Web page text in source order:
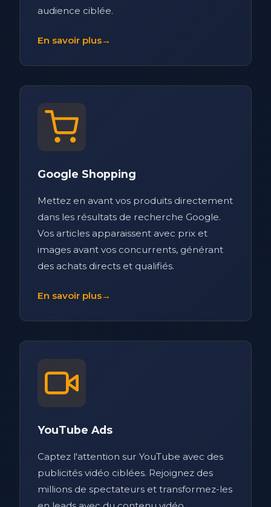
audience ciblée.
En savoir plus→
Google Shopping
Mettez en avant vos produits directement
dans les résultats de recherche Google.
Vos articles apparaissent avec prix et
images avant vos concurrents, générant
des achats directs et qualifiés.
En savoir plus→
YouTube Ads
Captez l'attention sur YouTube avec des
publicités vidéo ciblées. Rejoignez des
millions de spectateurs et transformez-les